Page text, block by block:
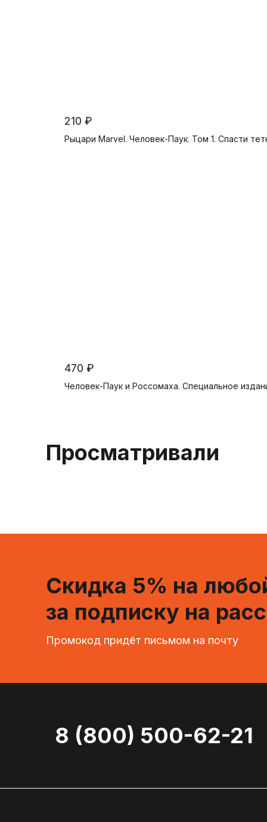
210 ₽
Рыцари Marvel. Человек-Паук. Том 1. Спасти
470 ₽
Человек-Паук и Россомаха. Специальное
Просматривали
Скидка 5% на
за подписку на
Промокод придёт письмом на почту
8 (800) 500-62-21